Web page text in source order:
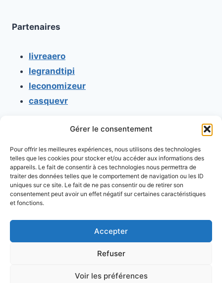
Gérer le consentement
Pour offrir les meilleures expériences, nous utilisons des technologies
telles que les cookies pour stocker et/ou accéder aux informations des
appareils. Le fait de consentir à ces technologies nous permettra de
traiter des données telles que le comportement de navigation ou les ID
uniques sur ce site. Le fait de ne pas consentir ou de retirer son
consentement peut avoir un effet négatif sur certaines caractéristiques
et fonctions.
Accepter
Refuser
Voir les préférences
Partenaires
livreaero
legrandtipi
leconomizeur
casquevr
Mentions légales
Conditions générales d'utilisation
Conditions générales de vente
Politique de cookies
Politique de confidentialité